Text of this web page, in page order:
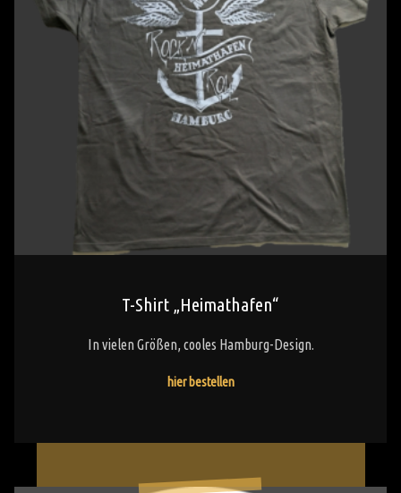
T-Shirt „Heimathafen“
In vielen Größen, cooles Hamburg-Design.
hier bestellen"T-